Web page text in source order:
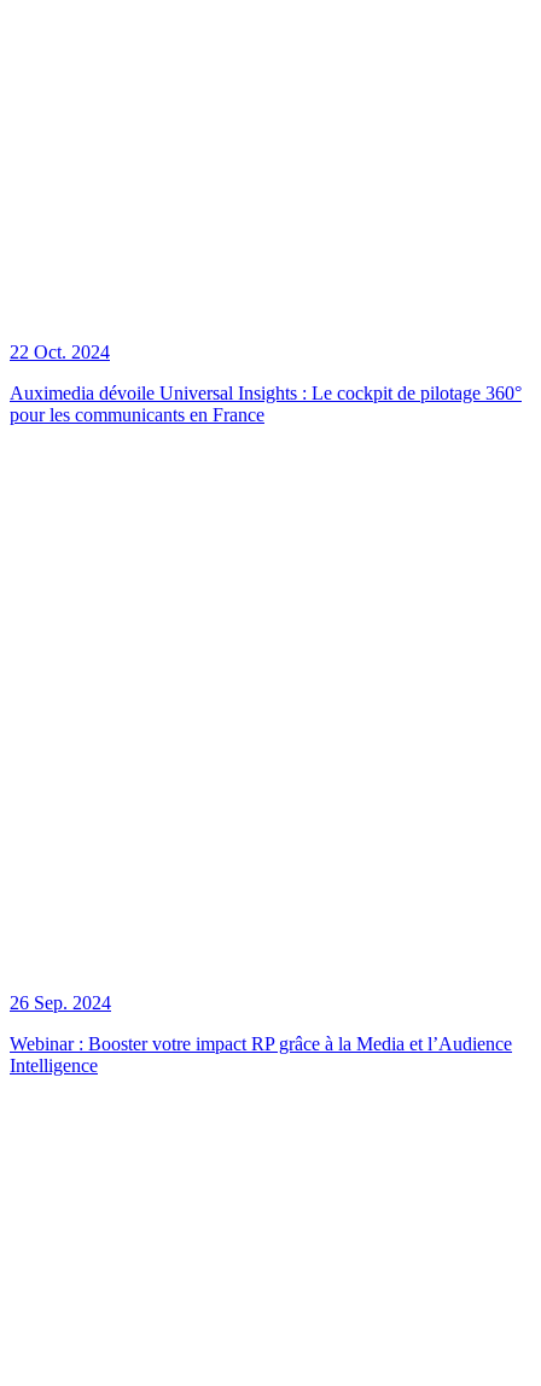
22 Oct. 2024
Auximedia dévoile Universal Insights : Le cockpit de pilotage 360°
pour les communicants en France
26 Sep. 2024
Webinar : Booster votre impact RP grâce à la Media et l’Audience
Intelligence